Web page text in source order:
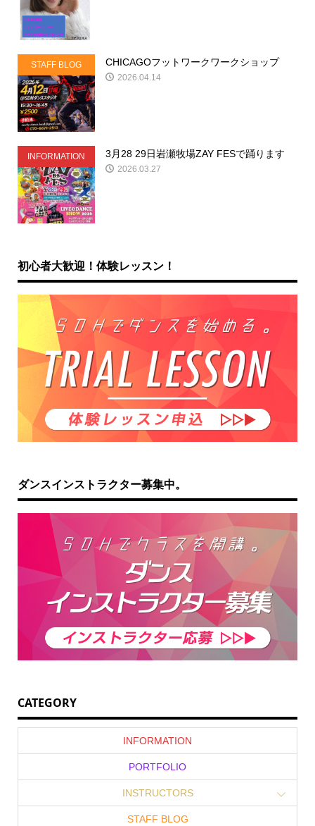
STAFF BLOG CHICAGOフットワークワークショップ
2026.04.14
INFORMATION 3月28 29日岩瀬牧場ZAY FESで踊ります
2026.03.27
初心者大歓迎！体験レッスン！
ダンスインストラクター募集中。
CATEGORY
INFORMATION
PORTFOLIO
INSTRUCTORS
STAFF BLOG